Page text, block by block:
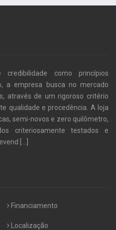
como princípios
a empresa busca no mercado
através de um rigoroso critério
qualidade e procedência. A loja
semi-novos e zero quilômetro,
criteriosamente testados e
[...]
Financiamento
Localização